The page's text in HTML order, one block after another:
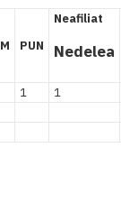
PUN
Neafiliat
Nedelea
1
1